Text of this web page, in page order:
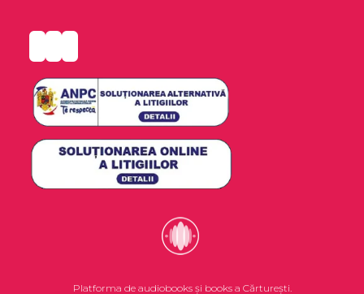
Platforma de audiobooks și books a Cărturești.